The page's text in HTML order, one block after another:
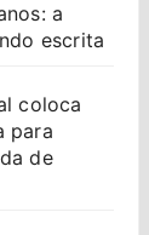
a
escrita
coloca
para
de